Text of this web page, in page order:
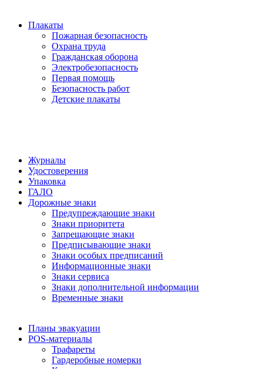
Плакаты
Пожарная безопасность
Охрана труда
Гражданская оборона
Электробезопасность
Первая помощь
Безопасность работ
Детские плакаты
Журналы
Удостоверения
Упаковка
ГАЛО
Дорожные знаки
Предупреждающие знаки
Знаки приоритета
Запрещающие знаки
Предписывающие знаки
Знаки особых предписаний
Информационные знаки
Знаки сервиса
Знаки дополнительной информации
Временные знаки
Планы эвакуации
POS-материалы
Трафареты
Гардеробные номерки